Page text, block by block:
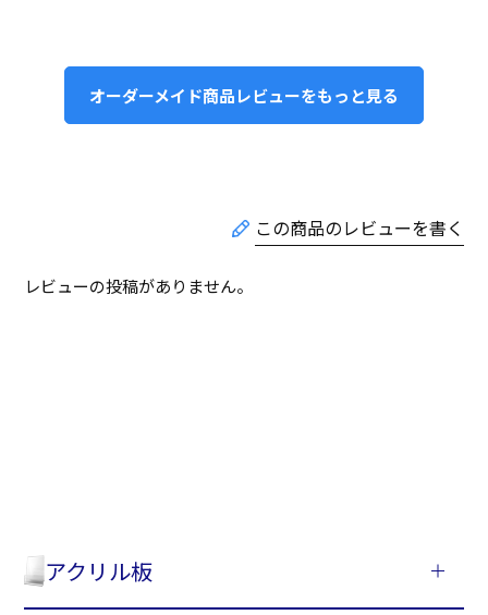
アクリル板
オーダーメイド商品レビューをもっと見る
レビューの投稿がありません。